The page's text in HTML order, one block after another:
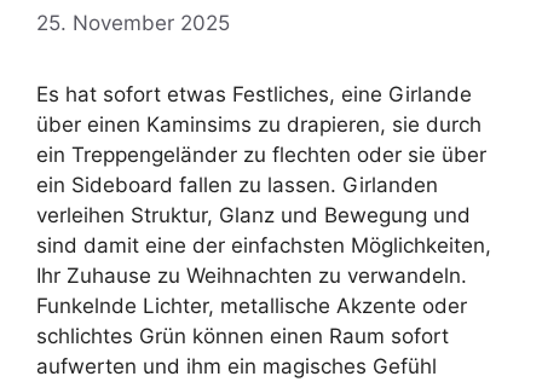
25. November 2025
Es hat sofort etwas Festliches, eine Girlande
über einen Kaminsims zu drapieren, sie durch
ein Treppengeländer zu flechten oder sie über
ein Sideboard fallen zu lassen. Girlanden
verleihen Struktur, Glanz und Bewegung und
sind damit eine der einfachsten Möglichkeiten,
Ihr Zuhause zu Weihnachten zu verwandeln.
Funkelnde Lichter, metallische Akzente oder
schlichtes Grün können einen Raum sofort
aufwerten und ihm ein magisches Gefühl